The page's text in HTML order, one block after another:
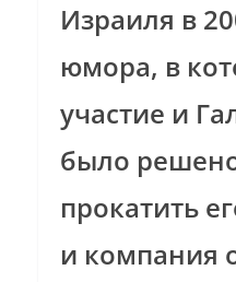
Израиля в
юмора, в
участие и
было
прокатить
и компания